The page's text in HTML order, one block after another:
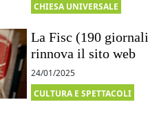
CHIESA UNIVERSALE
La Fisc (190
rinnova il sito web
24/01/2025
CULTURA E SPETTACOLI